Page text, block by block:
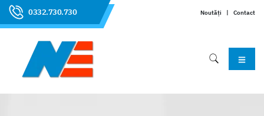
0332.730.730 Noutăți | Contact